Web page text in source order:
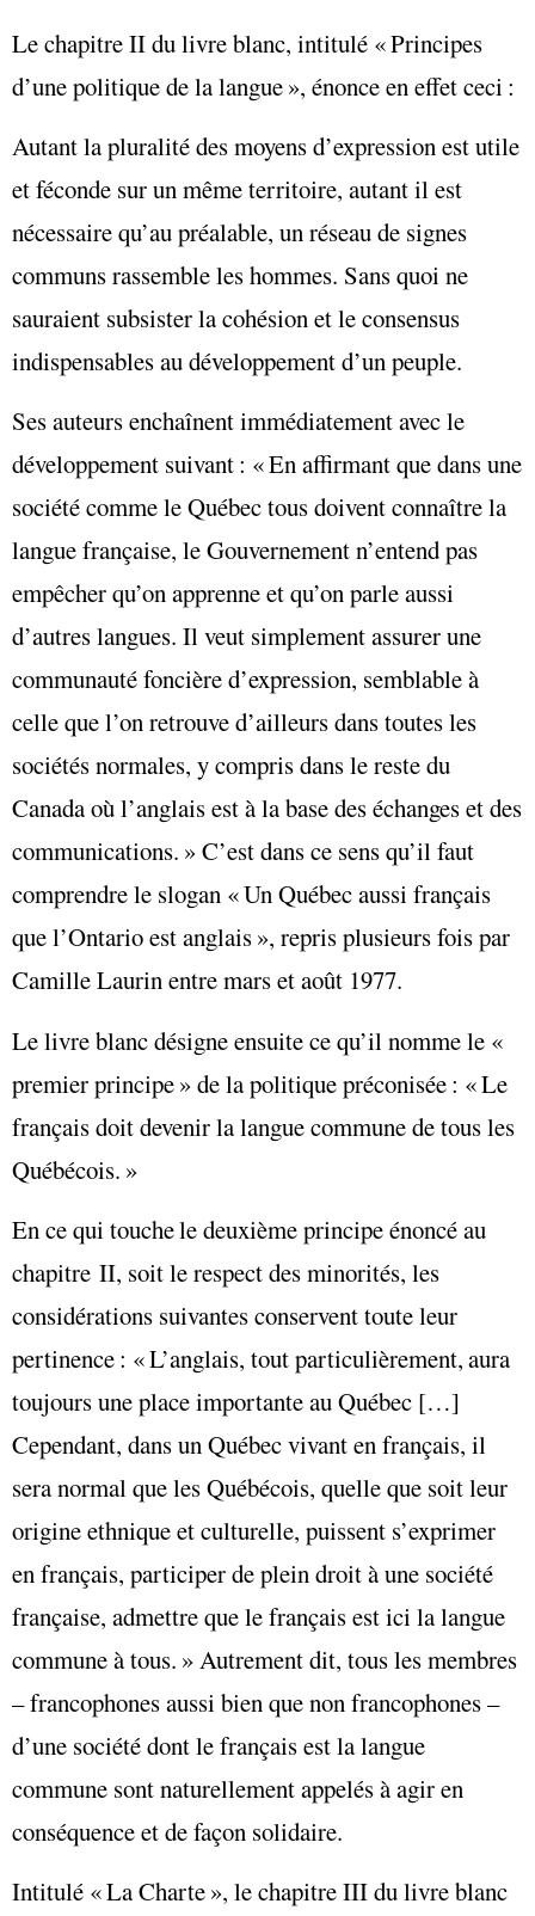
Le chapitre II du livre blanc, intitulé « Principes
d’une politique de la langue », énonce en effet ceci :
Autant la pluralité des moyens d’expression est utile
et féconde sur un même territoire, autant il est
nécessaire qu’au préalable, un réseau de signes
communs rassemble les hommes. Sans quoi ne
sauraient subsister la cohésion et le consensus
indispensables au développement d’un peuple.
Ses auteurs enchaînent immédiatement avec le
développement suivant : « En affirmant que dans une
société comme le Québec tous doivent connaître la
langue française, le Gouvernement n’entend pas
empêcher qu’on apprenne et qu’on parle aussi
d’autres langues. Il veut simplement assurer une
communauté foncière d’expression, semblable à
celle que l’on retrouve d’ailleurs dans toutes les
sociétés normales, y compris dans le reste du
Canada où l’anglais est à la base des échanges et des
communications. » C’est dans ce sens qu’il faut
comprendre le slogan « Un Québec aussi français
que l’Ontario est anglais », repris plusieurs fois par
Camille Laurin entre mars et août 1977.
Le livre blanc désigne ensuite ce qu’il nomme le «
premier principe » de la politique préconisée : « Le
français doit devenir la langue commune de tous les
Québécois. »
En ce qui touche le deuxième principe énoncé au
chapitre II, soit le respect des minorités, les
considérations suivantes conservent toute leur
pertinence : « L’anglais, tout particulièrement, aura
toujours une place importante au Québec […]
Cependant, dans un Québec vivant en français, il
sera normal que les Québécois, quelle que soit leur
origine ethnique et culturelle, puissent s’exprimer
en français, participer de plein droit à une société
française, admettre que le français est ici la langue
commune à tous. » Autrement dit, tous les membres
– francophones aussi bien que non francophones –
d’une société dont le français est la langue
commune sont naturellement appelés à agir en
conséquence et de façon solidaire.
Intitulé « La Charte », le chapitre III du livre blanc